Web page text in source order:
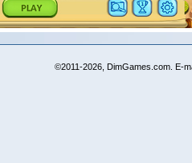
©2011-2026, DimGames.com. E-